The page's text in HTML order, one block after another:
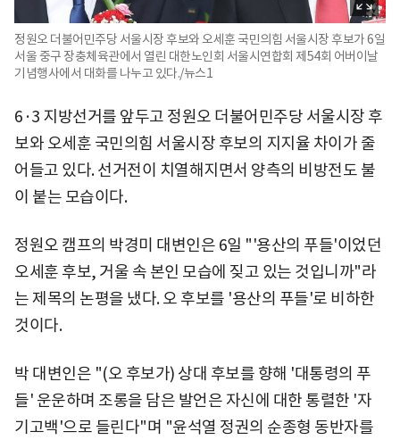
정원오 더불어민주당 서울시장 후보와 오세훈 국민의힘 서울시장 후보가 6일
서울 중구 장충체육관에서 열린 대한노인회 서울시연합회 제54회 어버이날
기념행사에서 대화를 나누고 있다./뉴스1
6·3 지방선거를 앞두고 정원오 더불어민주당 서울시장 후
보와 오세훈 국민의힘 서울시장 후보의 지지율 차이가 줄
어들고 있다. 선거전이 치열해지면서 양측의 비방전도 불
이 붙는 모습이다.
정원오 캠프의 박경미 대변인은 6일 "'용산의 푸들'이었던
오세훈 후보, 거울 속 본인 모습에 짖고 있는 것입니까"라
는 제목의 논평을 냈다. 오 후보를 '용산의 푸들'로 비하한
것이다.
박 대변인은 "(오 후보가) 상대 후보를 향해 '대통령의 푸
들' 운운하며 조롱을 담은 발언은 자신에 대한 통렬한 '자
기고백'으로 들린다"며 "윤석열 정권의 순종형 동반자를